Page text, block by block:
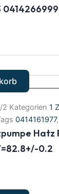
2 Kategorien 1
0414161977,
Hatz
0.2